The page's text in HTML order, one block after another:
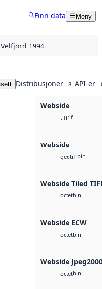
Finn data Meny
1994
Distribusjoner 8 API-er
Webside
tifftif
Webside
geotiffbin
Webside Tiled
octetbin
Webside ECW
octetbin
Webside Jpeg2000
octetbin